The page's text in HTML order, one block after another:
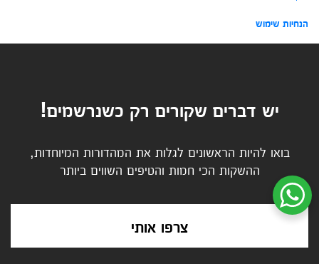
הנחיות שימוש
יש דברים שקורים רק כשנרשמים!
בואו להיות הראשונים לגלות את המהדורות המיוחדות,
ההשקות הכי חמות והטיפים השווים ביותר
צרפו אותי
שיחת ווטסאפ עם שירות הלקוחות